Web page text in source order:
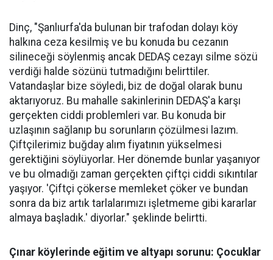
Dinç, "Şanlıurfa'da bulunan bir trafodan dolayı köy
halkına ceza kesilmiş ve bu konuda bu cezanın
silineceği söylenmiş ancak DEDAŞ cezayı silme sözü
verdiği halde sözünü tutmadığını belirttiler.
Vatandaşlar bize söyledi, biz de doğal olarak bunu
aktarıyoruz. Bu mahalle sakinlerinin DEDAŞ'a karşı
gerçekten ciddi problemleri var. Bu konuda bir
uzlaşının sağlanıp bu sorunların çözülmesi lazım.
Çiftçilerimiz buğday alım fiyatının yükselmesi
gerektiğini söylüyorlar. Her dönemde bunlar yaşanıyor
ve bu olmadığı zaman gerçekten çiftçi ciddi sıkıntılar
yaşıyor. 'Çiftçi çökerse memleket çöker ve bundan
sonra da biz artık tarlalarımızı işletmeme gibi kararlar
almaya başladık.' diyorlar." şeklinde belirtti.
Çınar köylerinde eğitim ve altyapı sorunu: Çocuklar